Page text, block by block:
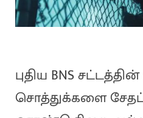
புதிய BNS
சொத்துக்களை